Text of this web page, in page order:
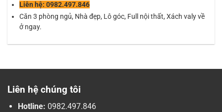
Liên hệ: 0982.497.846
Căn 3 phòng ngủ, Nhà đẹp, Lô góc, Full nội thất, Xách valy về
ở ngay.
Liên hệ chúng tôi
Hotline: 0982.497.846